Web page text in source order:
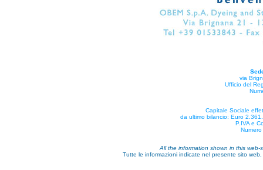
via
Ufficio del
Capitale Sociale
da ultimo bilancio: Euro
P.IVA e
All the information shown in this
Tutte le informazioni indicate nel presente sito